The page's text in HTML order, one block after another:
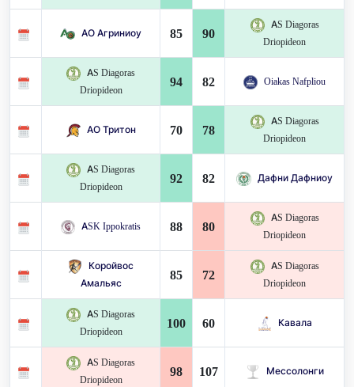
АО Агриниоу 85 90
AS Diagoras
Driopideon
AS Diagoras
Driopideon
94 82 Oiakas Nafpliou
АО Тритон 70 78
AS Diagoras
Driopideon
AS Diagoras
Driopideon
92 82 Дафни Дафниоу
ASK Ippokratis 88 80
AS Diagoras
Driopideon
Коройвос
Амальяс
85 72
AS Diagoras
Driopideon
AS Diagoras
Driopideon
100 60 Кавала
AS Diagoras
Driopideon
98 107 Мессолонги